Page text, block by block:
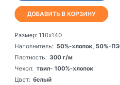
ДОБАВИТЬ В КОРЗИНУ
Размер: 110х140
Наполнитель: 50%-хлопок, 50%-ПЭ
Плотность: 300 г/м
Чехол: твил- 100%-хлопок
Цвет: белый